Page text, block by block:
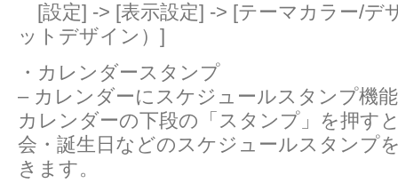
[設定] -> [表示設定] -> [テーマカラー/デ
ットデザイン）]
・カレンダースタンプ
– カレンダーにスケジュールスタンプ機
カレンダーの下段の「スタンプ」を押す
会・誕生日などのスケジュールスタンプ
きます。